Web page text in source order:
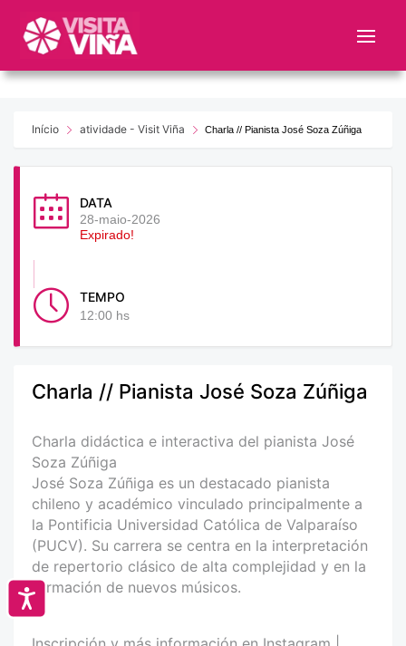
este
web
sistema
Accesibilidad
Início atividade - Visit Viña Charla // Pianista José Soza Zúñiga
DATA
28-maio-2026
Expirado!
TEMPO
12:00 hs
Charla // Pianista José Soza Zúñiga
Charla didáctica e interactiva del pianista José
Soza Zúñiga
José Soza Zúñiga es un destacado pianista
chileno y académico vinculado principalmente a
la Pontificia Universidad Católica de Valparaíso
(PUCV). Su carrera se centra en la interpretación
de repertorio clásico de alta complejidad y en la
formación de nuevos músicos.